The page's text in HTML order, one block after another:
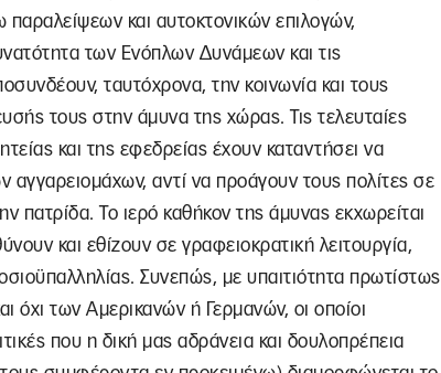
και αυτοκτονικών επιλογών,
των Ενόπλων Δυνάμεων και τις
ταυτόχρονα, την κοινωνία και τους
τους στην άμυνα της χώρας. Τις τελευταίες
και της εφεδρείας έχουν καταντήσει να
αντί να προάγουν τους πολίτες σε
πατρίδα. Το ιερό καθήκον της άμυνας εκχωρείται
και εθίζουν σε γραφειοκρατική λειτουργία,
Συνεπώς, με υπαιτιότητα πρωτίστως
όχι των Αμερικανών ή Γερμανών, οι οποίοι
που η δική μας αδράνεια και δουλοπρέπεια